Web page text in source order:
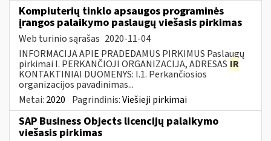
Kompiuterių tinklo apsaugos programinės
įrangos palaikymo paslaugų viešasis pirkimas
Web turinio sąrašas 2020-11-04
INFORMACIJA APIE PRADEDAMUS PIRKIMUS Paslaugų
pirkimai I. PERKANČIOJI ORGANIZACIJA, ADRESAS IR
KONTAKTINIAI DUOMENYS: I.1. Perkančiosios
organizacijos pavadinimas...
Metai: 2020 Pagrindinis:Viešieji pirkimai
SAP Business Objects licencijų palaikymo
viešasis pirkimas